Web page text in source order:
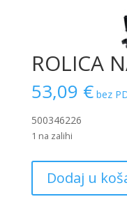
ROLICA
53,09 € bez
500346226
1 na zalihi
NATEZAČA
količina
Dodaj u